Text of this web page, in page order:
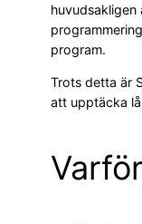
huvudsakligen
program.
Trots detta är
att upptäcka